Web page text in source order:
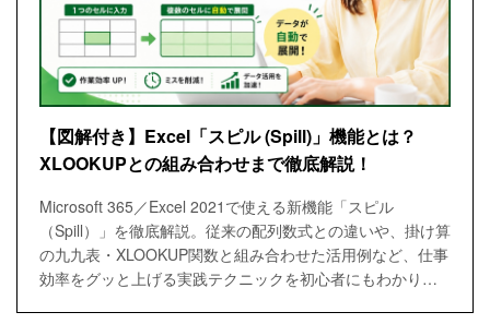
【図解付き】Excel「スピル (Spill)」機能とは？
XLOOKUPとの組み合わせまで徹底解説！
Microsoft 365／Excel 2021で使える新機能「スピル
（Spill）」を徹底解説。従来の配列数式との違いや、掛け算
の九九表・XLOOKUP関数と組み合わせた活用例など、仕事
効率をグッと上げる実践テクニックを初心者にもわかりや